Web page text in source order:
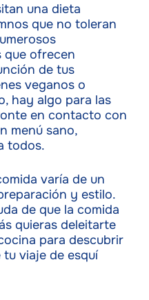
una dieta
que no toleran
que ofrecen
de tus
veganos o
hay algo para las
en contacto con
menú sano,
todos.
varía de un
y estilo.
de que la comida
quieras deleitarte
para descubrir
viaje de esquí